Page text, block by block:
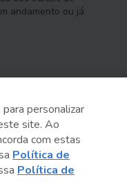
andamento ou já
Paulo
personalizar
site. Ao
com estas
Política de
Política de